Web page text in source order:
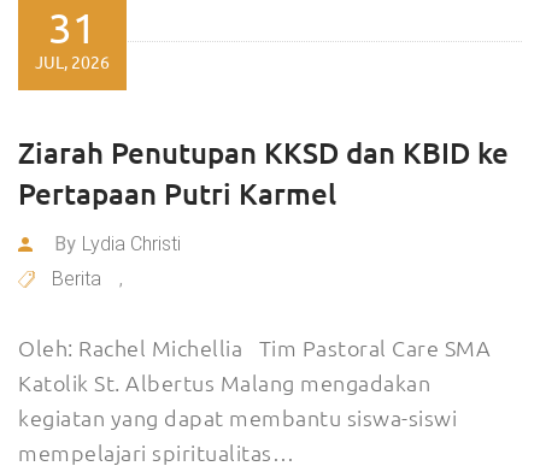
31
JUL, 2026
Ziarah Penutupan KKSD dan KBID ke
Pertapaan Putri Karmel
By Lydia Christi
Berita
,
Oleh: Rachel Michellia Tim Pastoral Care SMA
Katolik St. Albertus Malang mengadakan
kegiatan yang dapat membantu siswa-siswi
mempelajari spiritualitas…